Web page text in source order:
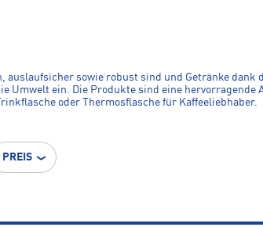
sowie robust sind und Getränke dank
ein. Die Produkte sind eine hervorragende
oder Thermosflasche für Kaffeeliebhaber.
PREIS